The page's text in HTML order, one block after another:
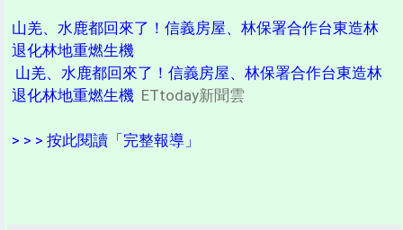
山羌、水鹿都回來了！信義房屋、林保署合作台東造林
退化林地重燃生機
山羌、水鹿都回來了！信義房屋、林保署合作台東造林
退化林地重燃生機 ETtoday新聞雲
> > > 按此閱讀「完整報導」